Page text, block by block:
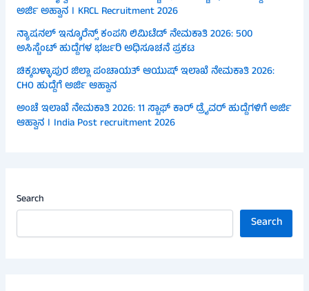
ಅರ್ಜಿ ಅಹ್ವಾನ । KRCL Recruitment 2026
ನ್ಯಾಷನಲ್ ಇನ್ಶೂರೆನ್ಸ್ ಕಂಪನಿ ಲಿಮಿಟೆಡ್ ನೇಮಕಾತಿ 2026: 500
ಅಸಿಸ್ಟೆಂಟ್ ಹುದ್ದೆಗಳ ಭರ್ಜರಿ ಅಧಿಸೂಚನೆ ಪ್ರಕಟ
ಚಿಕ್ಕಬಳ್ಳಾಪುರ ಜಿಲ್ಲಾ ಪಂಚಾಯತ್ ಆಯುಷ್ ಇಲಾಖೆ ನೇಮಕಾತಿ 2026:
CHO ಹುದ್ದೆಗೆ ಅರ್ಜಿ ಆಹ್ವಾನ
ಅಂಚೆ ಇಲಾಖೆ ನೇಮಕಾತಿ 2026: 11 ಸ್ಟಾಫ್ ಕಾರ್ ಡ್ರೈವರ್ ಹುದ್ದೆಗಳಿಗೆ ಅರ್ಜಿ
ಆಹ್ವಾನ । India Post recruitment 2026
Search
Search